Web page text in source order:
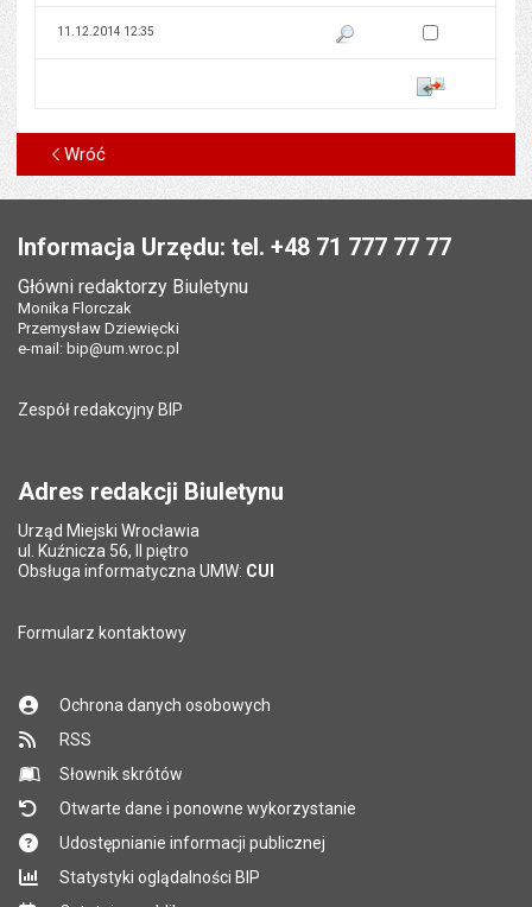
11.12.2014 12:35 Pokaż podgląd wersji z dnia
Zaznacz wersję do
Porównaj
Wróć
Informacja Urzędu: tel. +48 71 777 77 77
Główni redaktorzy Biuletynu
Monika Florczak
Przemysław Dziewięcki
e-mail: bip@um.wroc.pl
Zespół redakcyjny BIP
Adres redakcji Biuletynu
Urząd Miejski Wrocławia
ul. Kuźnicza 56, II piętro
Obsługa informatyczna UMW: CUI
Formularz kontaktowy
Ochrona danych osobowych
RSS
Słownik skrótów
Otwarte dane i ponowne wykorzystanie
Udostępnianie informacji publicznej
Statystyki oglądalności BIP